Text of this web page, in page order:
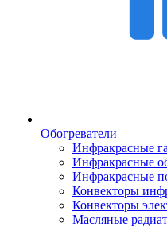
Обогреватели
Инфракрасные
Инфракрасные
Инфракрасные
Конвекторы
Конвекторы
Масляные